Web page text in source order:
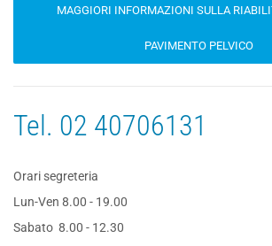
MAGGIORI INFORMAZIONI SULLA
PAVIMENTO PELVICO
Tel. 02 40706131
Orari segreteria
Lun-Ven 8.00 - 19.00
Sabato 8.00 - 12.30